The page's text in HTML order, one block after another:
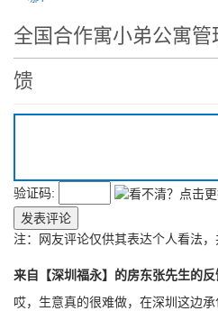
全国合作寓小弟公寓
馈
验证码:
发表评论
注：网友评论仅供其表达个人看法，
来自【深圳福永】的房东张先生的反
哎，生意真的很难做，在深圳这边